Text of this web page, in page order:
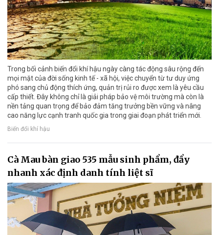
Trong bối cảnh biến đổi khí hậu ngày càng tác động sâu rộng đến
mọi mặt của đời sống kinh tế - xã hội, việc chuyển từ tư duy ứng
phó sang chủ động thích ứng, quản trị rủi ro được xem là yêu cầu
cấp thiết. Đây không chỉ là giải pháp bảo vệ môi trường mà còn là
nền tảng quan trọng để bảo đảm tăng trưởng bền vững và nâng
cao năng lực cạnh tranh quốc gia trong giai đoạn phát triển mới.
Biến đổi khí hậu
Cà Mau bàn giao 535 mẫu sinh phẩm, đẩy
nhanh xác định danh tính liệt sĩ